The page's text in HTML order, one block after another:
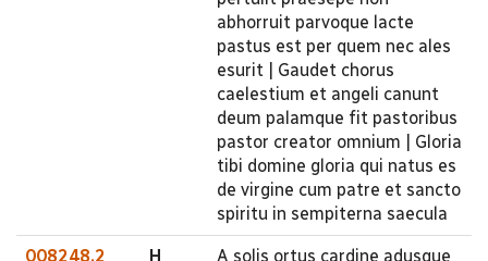
abhorruit parvoque lacte
pastus est per quem nec ales
esurit | Gaudet chorus
caelestium et angeli canunt
deum palamque fit pastoribus
pastor creator omnium | Gloria
tibi domine gloria qui natus es
de virgine cum patre et sancto
spiritu in sempiterna saecula
008248.2 H
A solis ortus cardine adusque